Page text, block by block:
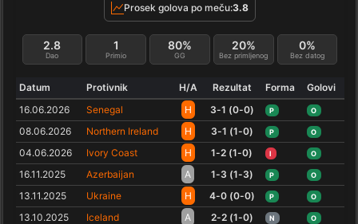
Prosek golova po meču:3.8
Dao
2.8
Primio
1
GG
80%
Bez primljenog
20%
Bez datog
0%
Datum Protivnik H/A Rezultat Forma
Golovi
16.06.2026
Senegal H 3-1 (0-0) P O
08.06.2026 Northern Ireland H 3-1 (1-0) P O
04.06.2026 Ivory Coast H 1-2 (1-0) I O
16.11.2025 Azerbaijan A 1-3 (1-3) P O
13.11.2025 Ukraine H 4-0 (0-0) P O
13.10.2025 Iceland A 2-2 (1-0) N O